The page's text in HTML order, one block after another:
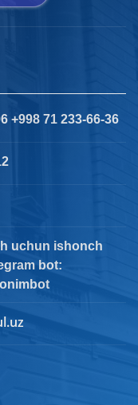
+998 71 233-66-36
uchun ishonch
bot: